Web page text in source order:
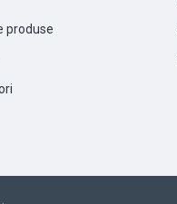
produse